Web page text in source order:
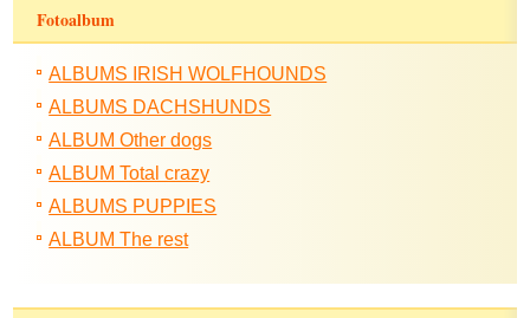
Fotoalbum
ALBUMS IRISH WOLFHOUNDS
ALBUMS DACHSHUNDS
ALBUM Other dogs
ALBUM Total crazy
ALBUMS PUPPIES
ALBUM The rest